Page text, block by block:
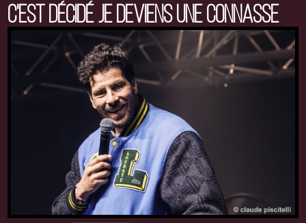
C'EST DÉCIDÉ JE DEVIENS UNE CONNASSE